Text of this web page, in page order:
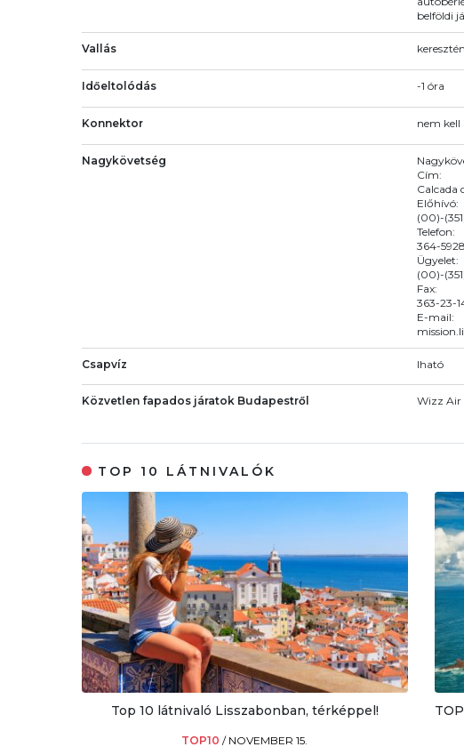
belföldi
Vallás
Időeltolódás -1 óra
Konnektor nem
Nagykövetség
Cím:
Calcada
Előhívó:
(00)-
Telefon:
364-
Ügyelet:
(00)-
Fax:
363-23-
E-mail:
Csapvíz Iható
Közvetlen fapados járatok Budapestről Wizz Air
TOP 10 LÁTNIVALÓK
Top 10 látnivaló Lisszabonban, térképpel!
TOP10/ NOVEMBER 15.